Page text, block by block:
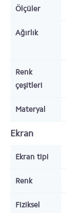
Ölçüler
Ağırlık
Renk
çeşitleri
Materyal
Ekran
Ekran tipi
Renk
Fiziksel